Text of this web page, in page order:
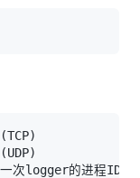
(TCP)
(UDP)